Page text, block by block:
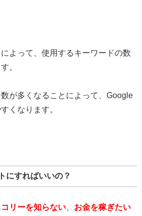
よって、使用するキーワードの数
。
が多くなることによって、Google
くなります。
にすればいいの？
コリーを知らない
お金を稼ぎたい